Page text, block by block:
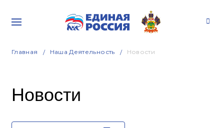
Главная Наша Деятельность Новости
Новости